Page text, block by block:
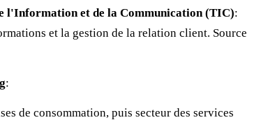
l'Information et de la Communication (TIC):
et la gestion de la relation client. Source
:
de consommation, puis secteur des services